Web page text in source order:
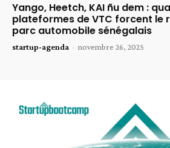
Yango, Heetch, KAI ñu dem :
plateformes de VTC forcent le
parc automobile sénégalais
startup-agenda - novembre 26, 2025